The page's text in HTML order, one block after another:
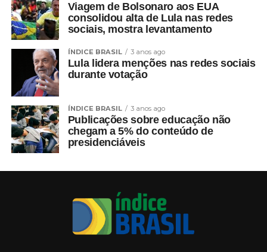
Viagem de Bolsonaro aos EUA
consolidou alta de Lula nas redes
sociais, mostra levantamento
ÍNDICE BRASIL 3 anos ago
Lula lidera menções nas redes sociais
durante votação
ÍNDICE BRASIL 3 anos ago
Publicações sobre educação não
chegam a 5% do conteúdo de
presidenciáveis